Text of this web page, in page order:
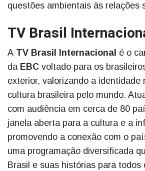
questões ambientais às relações
TV Brasil
A TV Brasil Internacional é o
da EBC voltado para os
exterior, valorizando a identidade
cultura brasileira pelo mundo.
com audiência em cerca de 80
janela aberta para a cultura e a
promovendo a conexão com o
uma programação diversificada
Brasil e suas histórias para todos